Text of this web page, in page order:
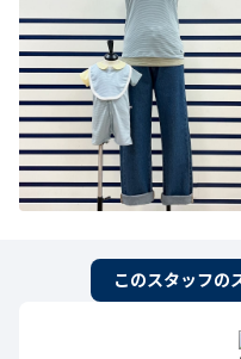
このスタッフの